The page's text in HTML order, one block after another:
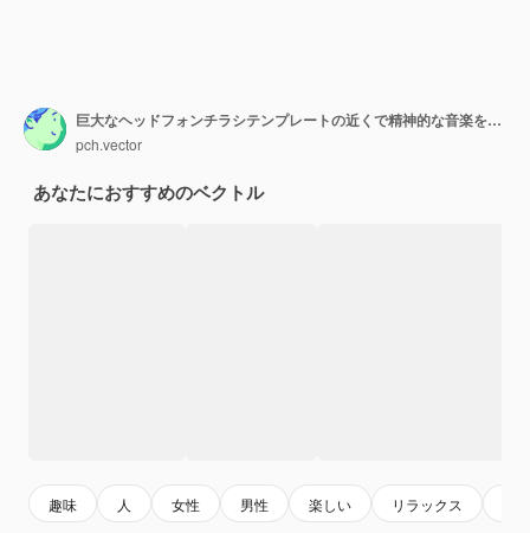
巨大なヘッドフォンチラシテンプレートの近くで精神的な音楽を聞いている幸せな小さな人々
pch.vector
あなたにおすすめのベクトル
趣味 人 女性 男性 楽しい リラックス